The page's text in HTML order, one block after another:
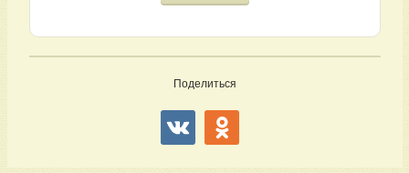
отстранённостью.
Стихотворение стало культовым не только
Микаэла Таривердиева (романс из фильма «Ирония судьбы, или С
лёгким паром!»). Именно музыкальный перевод сделал эти строки
Поделиться